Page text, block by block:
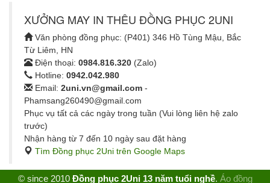
XƯỞNG MAY IN THÊU ĐỒNG PHỤC 2UNI
Văn phòng đồng phục: (P401) 346 Hồ Tùng Mậu, Bắc
Từ Liêm, HN
Điện thoại: 0984.816.320 (Zalo)
Hotline: 0942.042.980
Email: 2uni.vn@gmail.com -
Phamsang260490@gmail.com
Phục vụ tất cả các ngày trong tuần (Vui lòng liên hệ zalo
trước)
Nhận hàng từ 7 đến 10 ngày sau đặt hàng
Tìm Đồng phục 2Uni trên Google Maps
© since 2010 Đồng phục 2Uni 13 năm tuổi nghề. Áo đồng